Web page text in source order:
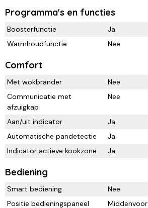
Programma's en functies
Boosterfunctie
Ja
Warmhoudfunctie
Nee
Comfort
Met wokbrander
Nee
Communicatie met
afzuigkap
Nee
Aan/uit indicator
Ja
Automatische pandetectie
Ja
Indicator actieve kookzone
Ja
Bediening
Smart bediening
Nee
Positie bedieningspaneel
Middenvoor